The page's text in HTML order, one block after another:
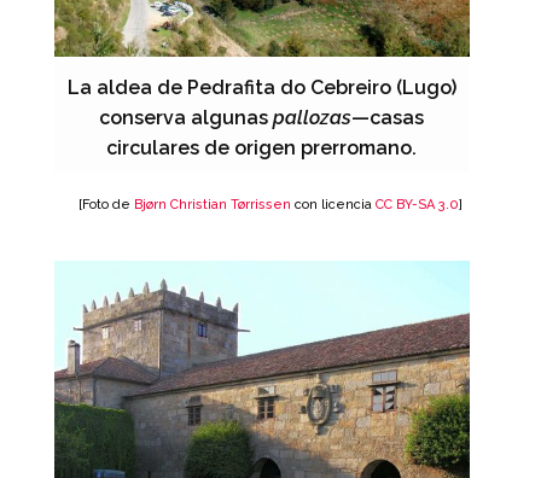
La aldea de Pedrafita do Cebreiro (Lugo)
conserva algunaspallozas—casas
circulares de origen prerromano.
[Foto de Bjørn Christian Tørrissen con licencia CC BY-SA 3.0]